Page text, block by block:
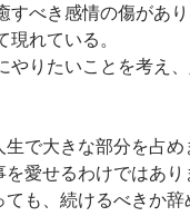
すべき感情の傷があ
現れている。
やりたいことを考え
で大きな部分を占
を愛せるわけではあ
ても、続けるべきか